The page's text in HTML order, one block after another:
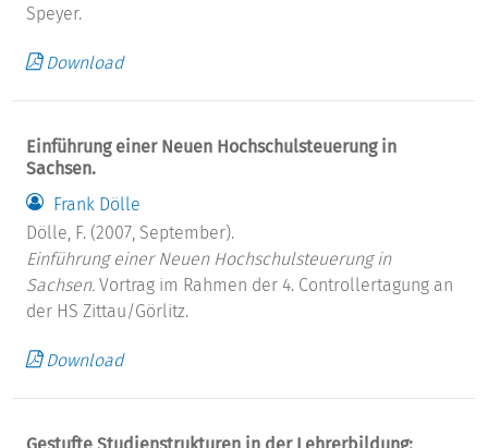
Speyer.
Download
Einführung einer Neuen Hochschulsteuerung in
Sachsen.
Frank Dölle
Dölle, F. (2007, September).
Einführung einer Neuen Hochschulsteuerung in
Sachsen. Vortrag im Rahmen der 4. Controllertagung an
der HS Zittau/Görlitz.
Download